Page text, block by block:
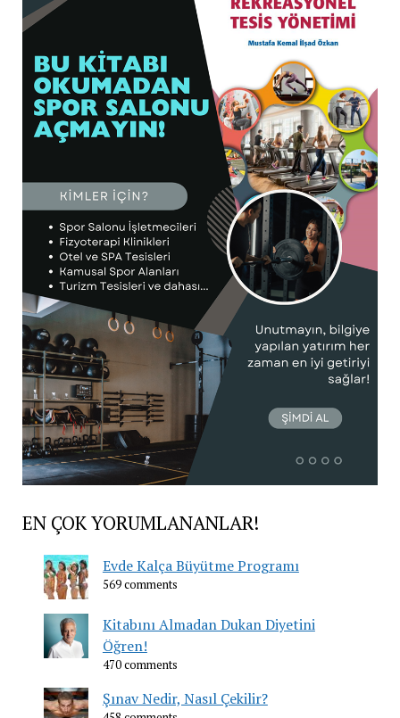
EN ÇOK YORUMLANANLAR!
Evde Kalça Büyütme Programı
569 comments
Kitabını Almadan Dukan Diyetini
Öğren!
470 comments
Şınav Nedir, Nasıl Çekilir?